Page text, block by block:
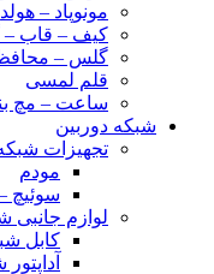
مونوپاد –
کیف – قاب –
گلس –
قلم لمسی
ساعت – مچ
شبکه دوربین
تجهیزات
مودم
سوئیچ
لوازم جانبی
کابل